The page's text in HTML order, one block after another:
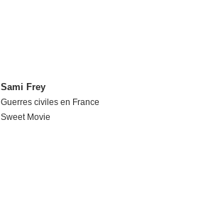
Sami Frey
Guerres civiles en France
Sweet Movie